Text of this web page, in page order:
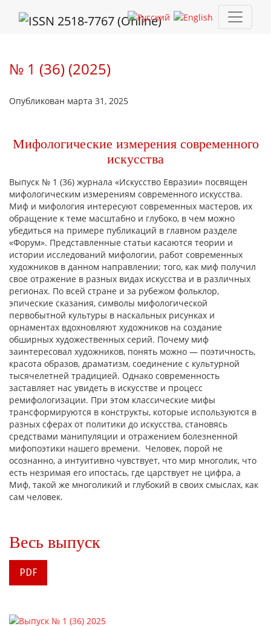
№ 1 (36) (2025): Мифологические измерения современного
№ 1 (36) (2025)
Опубликован марта 31, 2025
Мифологические измерения современного
искусства
Выпуск № 1 (36) журнала «Искусство Евразии» посвящен
мифологическим измерениям современного искусства.
Миф и мифология интересуют современных мастеров, их
обращение к теме масштабно и глубоко, в чем можно
убедиться на примере публикаций в главном разделе
«Форум». Представленные статьи касаются теории и
истории исследований мифологии, работ современных
художников в данном направлении; того, как миф получил
свое отражение в разных видах искусства и в различных
регионах. По всей стране и за рубежом фольклор,
эпические сказания, символы мифологической
первобытной культуры в наскальных рисунках и
орнаментах вдохновляют художников на создание
обширных художественных серий. Почему миф
заинтересовал художников, понять можно — поэтичность,
красота образов, драматизм, соединение с культурной
тысячелетней традицией. Однако современность
заставляет нас увидеть в искусстве и процесс
ремифологизации. При этом классические мифы
трансформируются в конструкты, которые используются в
разных сферах от политики до искусства, становясь
средствами манипуляции и отражением болезненной
мифопоэтики нашего времени. Человек, порой не
осознанно, а интуитивно чувствует, что мир многолик, что
есть незримая его ипостась, где царствует не цифра, а
Миф, такой же многоликий и глубокий в своих смыслах, как
сам человек.
Весь выпуск
PDF